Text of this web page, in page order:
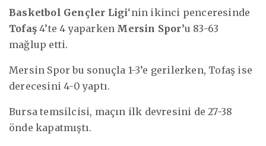
Basketbol Gençler Ligi‘nin ikinci penceresinde
Tofaş 4’te 4 yaparken Mersin Spor’u 83-63
mağlup etti.
Mersin Spor bu sonuçla 1-3’e gerilerken, Tofaş ise
derecesini 4-0 yaptı.
Bursa temsilcisi, maçın ilk devresini de 27-38
önde kapatmıştı.